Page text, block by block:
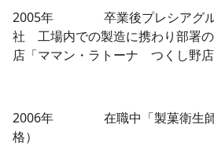
2005年 卒業後プレシアグル
社 工場内での製造に携わり部署
店「ママン・ラトーナ つくし野
2006年 在職中「製菓衛生師
格）